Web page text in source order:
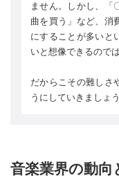
ません。しかし、「
曲を買う」など、消
にすることが多いと
いと想像できるので
だからこその難しさ
うにしていきましょう
音楽業界の動向